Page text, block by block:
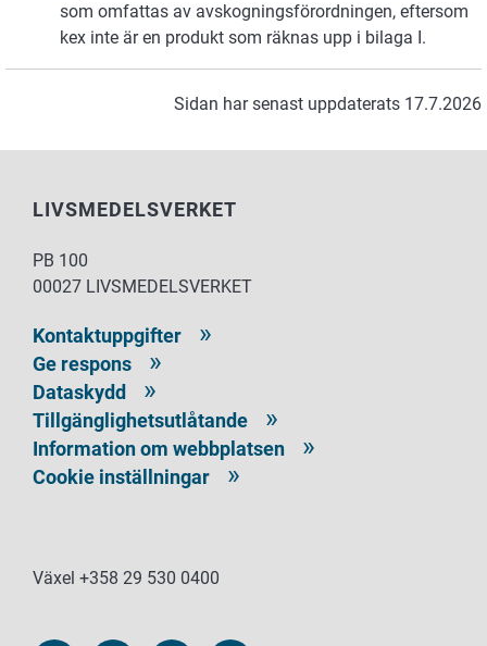
som omfattas av avskogningsförordningen, eftersom
kex inte är en produkt som räknas upp i bilaga I.
Sidan har senast uppdaterats 17.7.2026
LIVSMEDELSVERKET
PB 100
00027 LIVSMEDELSVERKET
Kontaktuppgifter
Ge respons
Dataskydd
Tillgänglighetsutlåtande
Information om webbplatsen
Cookie inställningar
Växel +358 29 530 0400